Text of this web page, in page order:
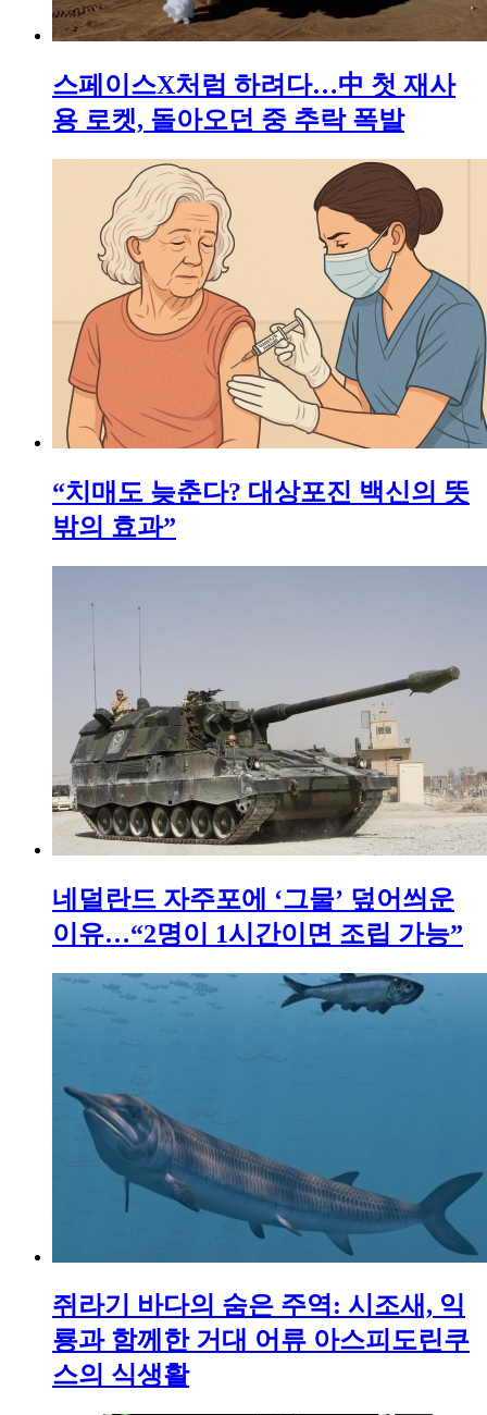
스페이스X처럼 하려다…中 첫 재사
용 로켓, 돌아오던 중 추락 폭발
“치매도 늦춘다? 대상포진 백신의 뜻
밖의 효과”
네덜란드 자주포에 ‘그물’ 덮어씌운
이유…“2명이 1시간이면 조립 가능”
쥐라기 바다의 숨은 주역: 시조새, 익
룡과 함께한 거대 어류 아스피도린쿠
스의 식생활